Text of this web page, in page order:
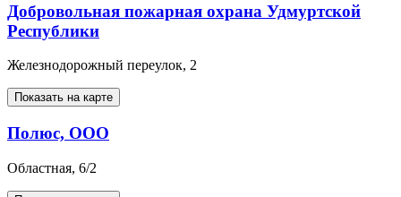
Добровольная пожарная охрана Удмуртской
Республики
Железнодорожный переулок, 2
Показать на карте
Полюс, ООО
Областная, 6/2